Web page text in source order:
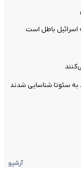
اسرائیل باطل است
به سئوتا شناسایی شدند
آرشیو